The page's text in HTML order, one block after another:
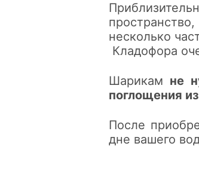
несколько
Кладофора
Шарикам не
поглощения
После
дне вашего